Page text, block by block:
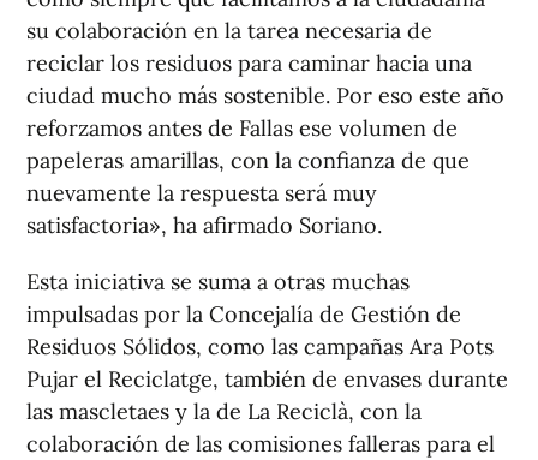
su colaboración en la tarea necesaria de
reciclar los residuos para caminar hacia una
ciudad mucho más sostenible. Por eso este año
reforzamos antes de Fallas ese volumen de
papeleras amarillas, con la confianza de que
nuevamente la respuesta será muy
satisfactoria», ha afirmado Soriano.
Esta iniciativa se suma a otras muchas
impulsadas por la Concejalía de Gestión de
Residuos Sólidos, como las campañas Ara Pots
Pujar el Reciclatge, también de envases durante
las mascletaes y la de La Reciclà, con la
colaboración de las comisiones falleras para el